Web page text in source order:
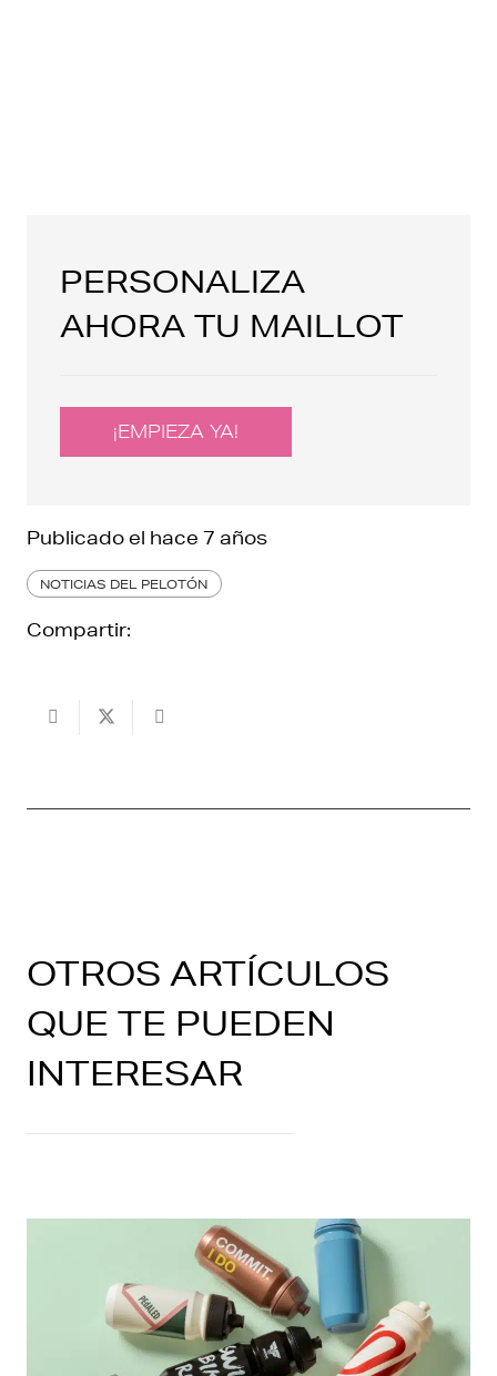
PERSONALIZA
AHORA TU MAILLOT
¡EMPIEZA YA!
Publicado el hace 7 años
NOTICIAS DEL PELOTÓN
Compartir:
OTROS ARTÍCULOS
QUE TE PUEDEN
INTERESAR